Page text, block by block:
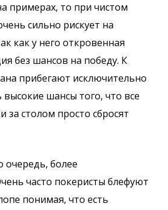
примерах, то при чистом
сильно рискует на
как у него откровенная
без шансов на победу. К
прибегают исключительно
высокие шансы того, что все
за столом просто сбросят
очередь, более
часто покеристы блефуют
понимая, что есть